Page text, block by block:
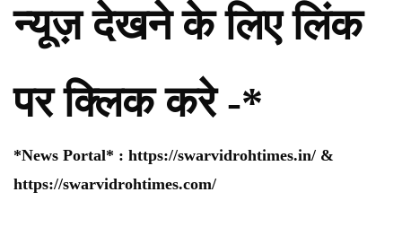
न्यूज़ देखने के लिए लिंक
पर क्लिक करे -*
*News Portal* : https://swarvidrohtimes.in/ &
https://swarvidrohtimes.com/